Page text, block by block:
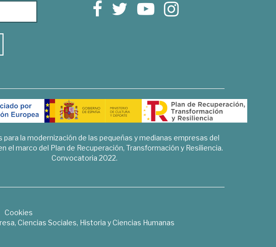
para la modernización de las pequeñas y medianas empresas del
el marco del Plan de Recuperación, Transformación y Resiliencia.
Convocatoria 2022.
Cookies
Ciencias Sociales, Historia y Ciencias Humanas